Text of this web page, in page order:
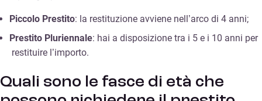
Piccolo Prestito: la restituzione avviene nell’arco di 4 anni;
Prestito Pluriennale: hai a disposizione tra i 5 e i 10 anni per
restituire l’importo.
Quali sono le fasce di età che